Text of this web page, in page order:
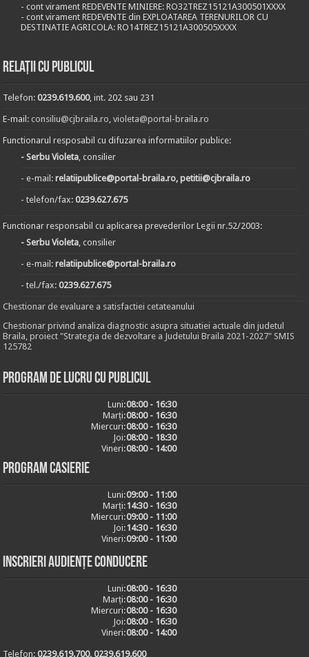
- cont virament REDEVENTE MINIERE: RO32TREZ15121A300501XXXX
- cont virament REDEVENTE din EXPLOATAREA TERENURILOR CU
DESTINATIE AGRICOLA: RO14TREZ15121A300505XXXX
Relații cu publicul
Telefon:0239.619.600, int. 202 sau 231
E-mail:consiliu@cjbraila.ro,violeta@portal-braila.ro
Functionarul resposabil cu difuzarea informatiilor publice:
- Serbu Violeta, consilier
- e-mail:relatiipublice@portal-braila.ro, petitii@cjbraila.ro
- telefon/fax:0239.627.675
Functionar responsabil cu aplicarea prevederilor Legii nr.52/2003:
- Serbu Violeta, consilier
- e-mail:relatiipublice@portal-braila.ro
- tel./fax:0239.627.675
Chestionar de evaluare a satisfactiei cetateanului
Chestionar privind analiza diagnostic asupra situatiei actuale din judetul
Braila, proiect "Strategia de dezvoltare a Judetului Braila 2021-2027" SMIS
125782
Program de lucru cu publicul
Luni:08:00 - 16:30
Marți:08:00 - 16:30
Miercuri:08:00 - 16:30
Joi:08:00 - 18:30
Vineri:08:00 - 14:00
Program casierie
Luni:09:00 - 11:00
Marți:14:30 - 16:30
Miercuri:09:00 - 11:00
Joi:14:30 - 16:30
Vineri:09:00 - 11:00
Inscrieri audiențe conducere
Luni:08:00 - 16:30
Marți:08:00 - 16:30
Miercuri:08:00 - 16:30
Joi:08:00 - 16:30
Vineri:08:00 - 14:00
Telefon:0239.619.700, 0239.619.600